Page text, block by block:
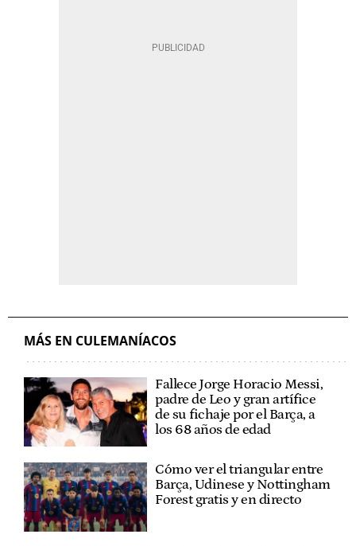
MÁS EN CULEMANÍACOS
Fallece Jorge Horacio Messi,
padre de Leo y gran artífice
de su fichaje por el Barça, a
los 68 años de edad
Cómo ver el triangular entre
Barça, Udinese y Nottingham
Forest gratis y en directo